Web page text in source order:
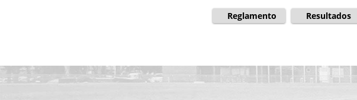
Reglamento Resultados